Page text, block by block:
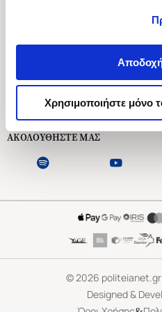
Χρησιμοποιήστε μόνο
Ασκληπιού 1-
Δευτέρα -
Εξυπηρέτηση Πελατών
ΑΚΟΛΟΥΘΗΣΤΕ ΜΑΣ
©2026
Designed &